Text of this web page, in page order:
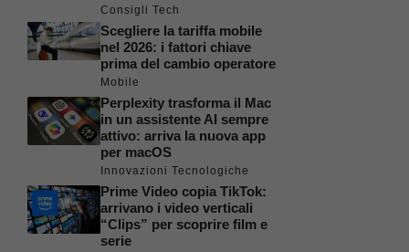
Consigli Tech
Scegliere la tariffa mobile
nel 2026: i fattori chiave
prima del cambio operatore
Mobile
Perplexity trasforma il Mac
in un assistente AI sempre
attivo: arriva la nuova app
per macOS
Innovazioni Tecnologiche
Prime Video copia TikTok:
arrivano i video verticali
“Clips” per scoprire film e
serie